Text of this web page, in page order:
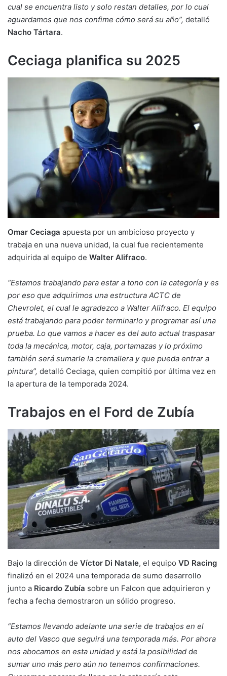
cual se encuentra listo y solo restan detalles, por lo cual
aguardamos que nos confime cómo será su año”, detalló
Nacho Tártara.
Ceciaga planifica su 2025
Omar Ceciaga apuesta por un ambicioso proyecto y
trabaja en una nueva unidad, la cual fue recientemente
adquirida al equipo de Walter Alifraco.
“Estamos trabajando para estar a tono con la categoría y es
por eso que adquirimos una estructura ACTC de
Chevrolet, el cual le agradezco a Walter Alifraco. El equipo
está trabajando para poder terminarlo y programar así una
prueba. Lo que vamos a hacer es del auto actual traspasar
toda la mecánica, motor, caja, portamazas y lo próximo
también será sumarle la cremallera y que pueda entrar a
pintura”, detalló Ceciaga, quien compitió por última vez en
la apertura de la temporada 2024.
Trabajos en el Ford de Zubía
Bajo la dirección de Víctor Di Natale, el equipo VD Racing
finalizó en el 2024 una temporada de sumo desarrollo
junto a Ricardo Zubía sobre un Falcon que adquirieron y
fecha a fecha demostraron un sólido progreso.
“Estamos llevando adelante una serie de trabajos en el
auto del Vasco que seguirá una temporada más. Por ahora
nos abocamos en esta unidad y está la posibilidad de
sumar uno más pero aún no tenemos confirmaciones.